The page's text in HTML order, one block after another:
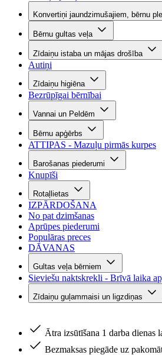
Konvertiņi jaundzimušajiem, bērnu
Bērnu gultas veļa
Zīdaiņu istaba un mājas drošība
Autiņi
Zīdaiņu higiēna
Bezrūpīgai bērnībai
Vannai un Peldēm
Bērnu apģērbs
ATTIPAS - Mazuļu pirmās kurpes
Barošanas piederumi
Knupīši
Rotaļlietas
IZPĀRDOŠANA
No pat dzimšanas
Aprūpes piederumi
Populāras preces
DĀVANAS
Gultas veļa bērniem
Sieviešu naktskrekli - Brīvā laika
Zīdaiņu guļammaisi un ligzdiņas
Ātra izsūtīšana 1 darba dienas
Bezmaksas piegāde uz